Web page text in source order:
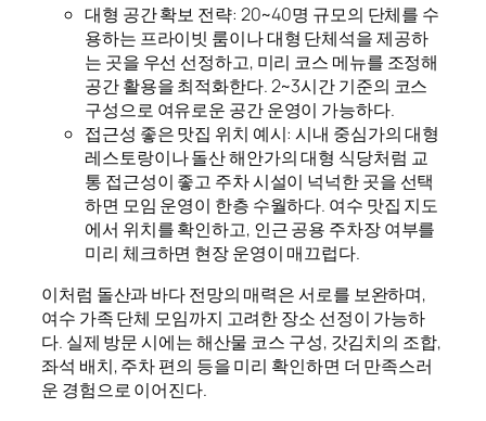
대형 공간 확보 전략: 20~40명 규모의 단체를 수
용하는 프라이빗 룸이나 대형 단체석을 제공하
는 곳을 우선 선정하고, 미리 코스 메뉴를 조정해
공간 활용을 최적화한다. 2~3시간 기준의 코스
구성으로 여유로운 공간 운영이 가능하다.
접근성 좋은 맛집 위치 예시: 시내 중심가의 대형
레스토랑이나 돌산 해안가의 대형 식당처럼 교
통 접근성이 좋고 주차 시설이 넉넉한 곳을 선택
하면 모임 운영이 한층 수월하다. 여수 맛집 지도
에서 위치를 확인하고, 인근 공용 주차장 여부를
미리 체크하면 현장 운영이 매끄럽다.
이처럼 돌산과 바다 전망의 매력은 서로를 보완하며,
여수 가족 단체 모임까지 고려한 장소 선정이 가능하
다. 실제 방문 시에는 해산물 코스 구성, 갓김치의 조합,
좌석 배치, 주차 편의 등을 미리 확인하면 더 만족스러
운 경험으로 이어진다.